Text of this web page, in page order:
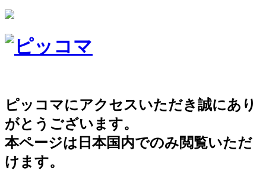
ピッコマにアクセスいただき誠にあり
がとうございます。
本ページは日本国内でのみ閲覧いただ
けます。